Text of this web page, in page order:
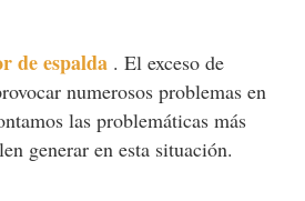
de espalda . El exceso de
numerosos problemas en
las problemáticas más
generar en esta situación.